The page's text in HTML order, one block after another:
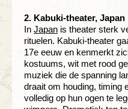
2. Kabuki-theater, Japan
In Japan is theater sterk
rituelen. Kabuki-theater
17e eeuw en kenmerkt
kostuums, wit met rood
muziek die de spanning
draait om houding, timing
volledig op hun ogen te